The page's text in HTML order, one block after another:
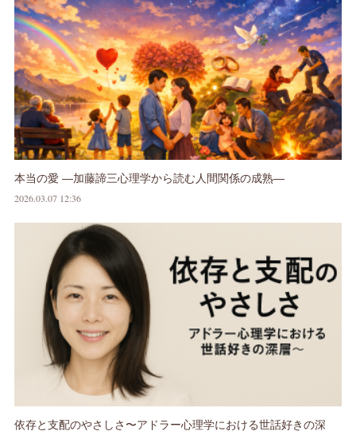
本当の愛 ―加藤諦三心理学から読む人間関係の成熟―
2026.03.07 12:36
依存と支配のやさしさ〜アドラー心理学における世話好きの深